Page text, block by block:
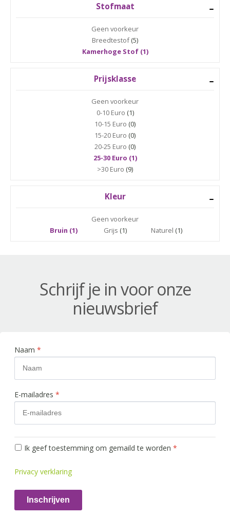
Stofmaat
Geen voorkeur
Breedtestof(5)
Kamerhoge Stof (1)
Prijsklasse
Geen voorkeur
0-10 Euro (1)
10-15 Euro (0)
15-20 Euro (0)
20-25 Euro (0)
25-30 Euro (1)
>30 Euro (9)
Kleur
Geen voorkeur
Bruin (1)
Grijs (1) Naturel (1)
Schrijf je in voor onze
nieuwsbrief
Naam *
E-mailadres *
Ik geef toestemming om gemaild te worden *
Privacy verklaring
Inschrijven